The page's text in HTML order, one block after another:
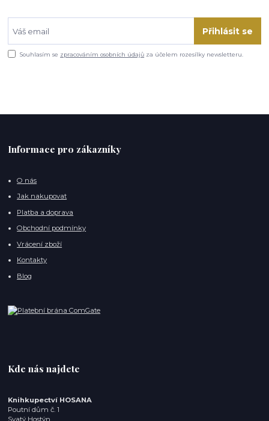
Přihlásit se
Souhlasím se zpracováním osobních údajů za účelem rozesílky newsletteru.
Informace pro zákazníky
O nás
Jak nakupovat
Platba a doprava
Obchodní podmínky
Vrácení zboží
Kontakty
Blog
Kde nás najdete
Knihkupectví HOSANA
Poutní dům č. 1